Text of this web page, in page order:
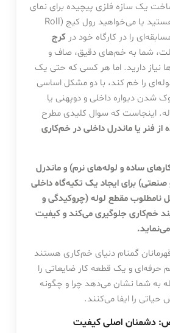
یک سازه فلزی پیچیده برای نمای
هستید یا می‌خواهید رول کیج (Roll
کرج
شما به خم‌های دقیق، صاف و
نیاز دارید. اما هر کسی که حتی یک
را خم کند، با دو مشکل اساسی
شدن دیواره داخلی و دوپهنی یا
اینجاست که سوال کلیدی مطرح
از فنر یا ماندرل داخلی در خم‌کاری
ساده و لوله‌های نرم) و ماندرل
برای ایجاد یک تکیه‌گاه داخلی
نامطلوب مقطع لوله (چروکیدگی و
خم‌کاری جلوگیری می‌کند و کیفیت
قهرمانان گمنام دنیای خم‌کاری هستند
و یک قطعه کار ضایعاتی را
به شما نشان می‌دهد چرا و چگونه
حیاتی را ایفا می‌کنند.
دشمنان اصلی کیفیت